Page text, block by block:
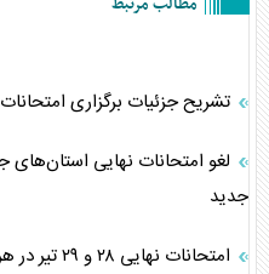
تشریح جزئیات برگزاری
جدید
امتحانات